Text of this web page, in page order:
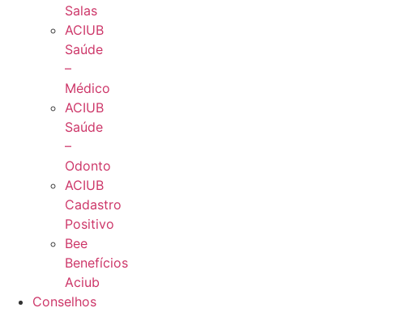
Salas
ACIUB
Saúde
–
Médico
ACIUB
Saúde
–
Odonto
ACIUB
Cadastro
Positivo
Bee
Benefícios
Aciub
Conselhos